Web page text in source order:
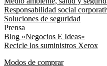
Responsabilidad social
Soluciones de seguridad
Prensa
Blog «Negocios E Ideas»
Recicle los suministros Xerox
Modos de comprar